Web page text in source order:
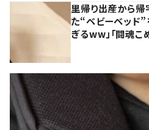
里帰り出産から
た“ベビーベッド
ぎるww」「闘魂